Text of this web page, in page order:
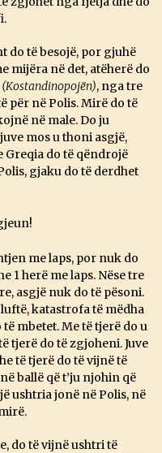
do të besojë, por gjuhë
mijëra në det, atëherë do
(Kostandinopojën), nga tre
për në Polis. Mirë do të
në male. Do ju
mos u thoni asgjë,
Greqia do të qëndrojë
gjaku do të derdhet
me laps, por nuk do
1 herë me laps. Nëse tre
asgjë nuk do të pësoni.
katastrofa të mëdha
mbetet. Me të tjerë do u
tjerë do të zgjoheni. Juve
të tjerë do të vijnë të
ballë që t’ju njohin që
ushtria jonë në Polis, në
do të vijnë ushtri të